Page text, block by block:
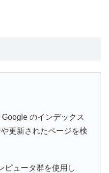
のインデックス
更新されたページを検
ピュータ群を使用し